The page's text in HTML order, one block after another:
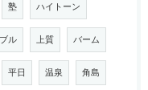
塾 ハイトーン
ル 上質 バーム
平日 温泉 角島